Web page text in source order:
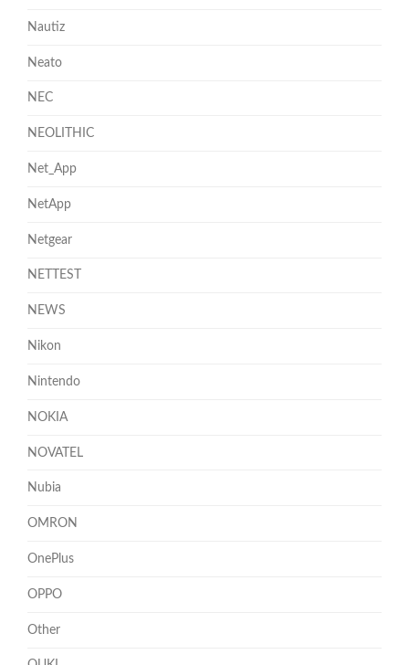
Nautiz
Neato
NEC
NEOLITHIC
Net_App
NetApp
Netgear
NETTEST
NEWS
Nikon
Nintendo
NOKIA
NOVATEL
Nubia
OMRON
OnePlus
OPPO
Other